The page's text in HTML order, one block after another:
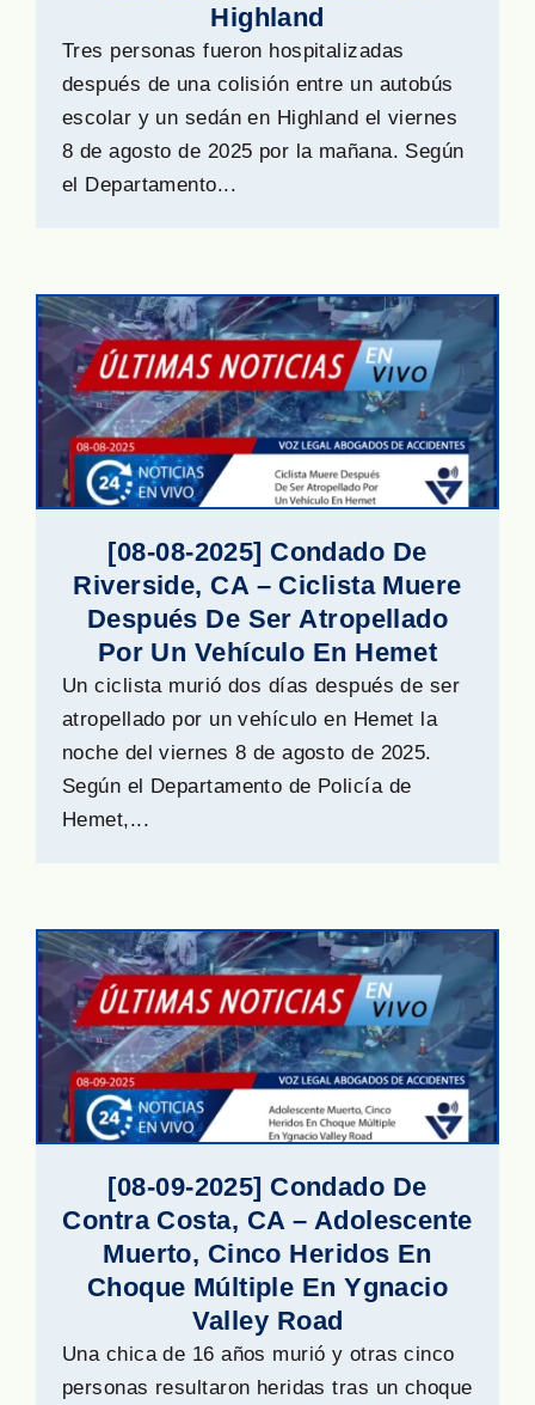
Highland
Tres personas fueron hospitalizadas
después de una colisión entre un autobús
escolar y un sedán en Highland el viernes
8 de agosto de 2025 por la mañana. Según
el Departamento...
[08-08-2025] Condado De
Riverside, CA – Ciclista Muere
Después De Ser Atropellado
Por Un Vehículo En Hemet
Un ciclista murió dos días después de ser
atropellado por un vehículo en Hemet la
noche del viernes 8 de agosto de 2025.
Según el Departamento de Policía de
Hemet,...
[08-09-2025] Condado De
Contra Costa, CA – Adolescente
Muerto, Cinco Heridos En
Choque Múltiple En Ygnacio
Valley Road
Una chica de 16 años murió y otras cinco
personas resultaron heridas tras un choque